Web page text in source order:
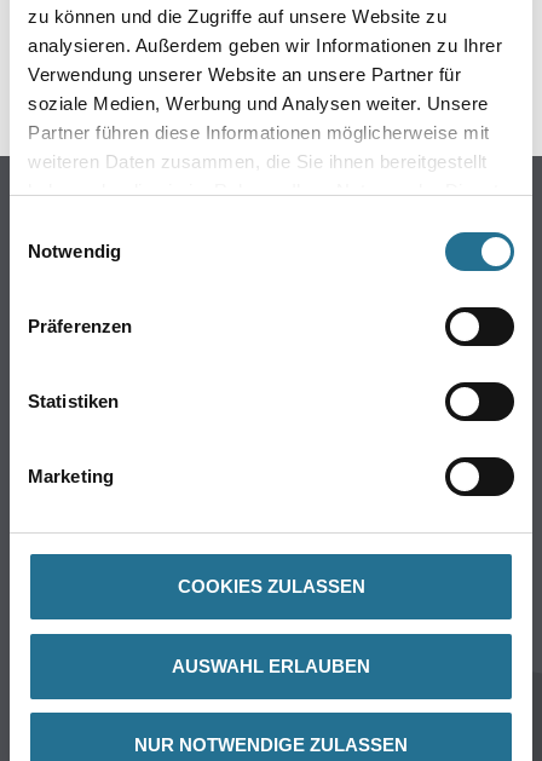
zu können und die Zugriffe auf unsere Website zu
analysieren. Außerdem geben wir Informationen zu Ihrer
Verwendung unserer Website an unsere Partner für
soziale Medien, Werbung und Analysen weiter. Unsere
Partner führen diese Informationen möglicherweise mit
weiteren Daten zusammen, die Sie ihnen bereitgestellt
haben oder die sie im Rahmen Ihrer Nutzung der Dienste
Notwendig
Präferenzen
Statistiken
Marketing
COOKIES ZULASSEN
AUSWAHL ERLAUBEN
NUR NOTWENDIGE ZULASSEN
GEFAHRENHINWEISE
SPEZIFIKATIONEN
Online-Shop
Farben
Wand- & Deckenbeläge
Verbrauchsmaterialien
Winkler & Gräbner
Services
Unternehmen